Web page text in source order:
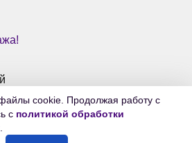
cookie. Продолжая работу с
с политикой обработки